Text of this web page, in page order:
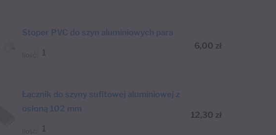
Stoper PVC do szyn aluminiowych para
6,00 zł
Łącznik do szyny sufitowej aluminiowej z
osłoną 102 mm
12,30 zł